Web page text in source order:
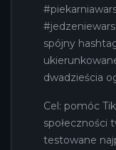
spójny
dwadzieścia
Cel: pomóc
społeczności
testowane